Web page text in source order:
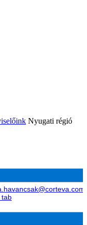
Nyugati régió
tab